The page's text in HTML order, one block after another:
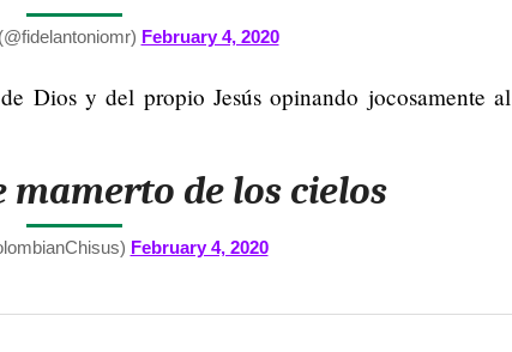
February 4, 2020
Dios y del propio Jesús opinando jocosamente al
mamerto de los cielos
February 4, 2020